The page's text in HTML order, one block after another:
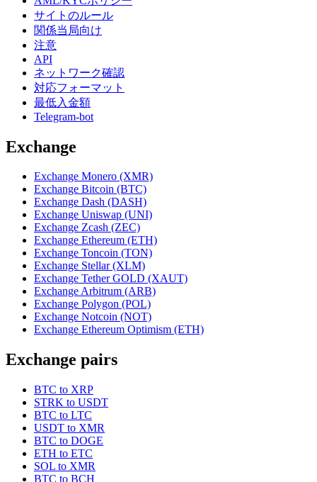
サイトのルール
関係当局向け
注意
API
ネットワーク確認
対応フォーマット
最低入金額
Telegram-bot
Exchange
Exchange Monero (XMR)
Exchange Bitcoin (BTC)
Exchange Dash (DASH)
Exchange Uniswap (UNI)
Exchange Zcash (ZEC)
Exchange Ethereum (ETH)
Exchange Toncoin (TON)
Exchange Stellar (XLM)
Exchange Tether GOLD (XAUT)
Exchange Arbitrum (ARB)
Exchange Polygon (POL)
Exchange Notcoin (NOT)
Exchange Ethereum Optimism (ETH)
Exchange pairs
BTC to XRP
STRK to USDT
BTC to LTC
USDT to XMR
BTC to DOGE
ETH to ETC
SOL to XMR
BTC to BCH